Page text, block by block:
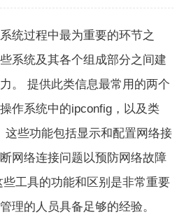
统过程中最为重要的环节之
系统及其各个组成部分之间建
。 提供此类信息最常用的两个
作系统中的ipconfig，以及类
这些功能包括显示和配置网络接
网络连接问题以预防网络故障
工具的功能和区别是非常重要
理的人员具备足够的经验。